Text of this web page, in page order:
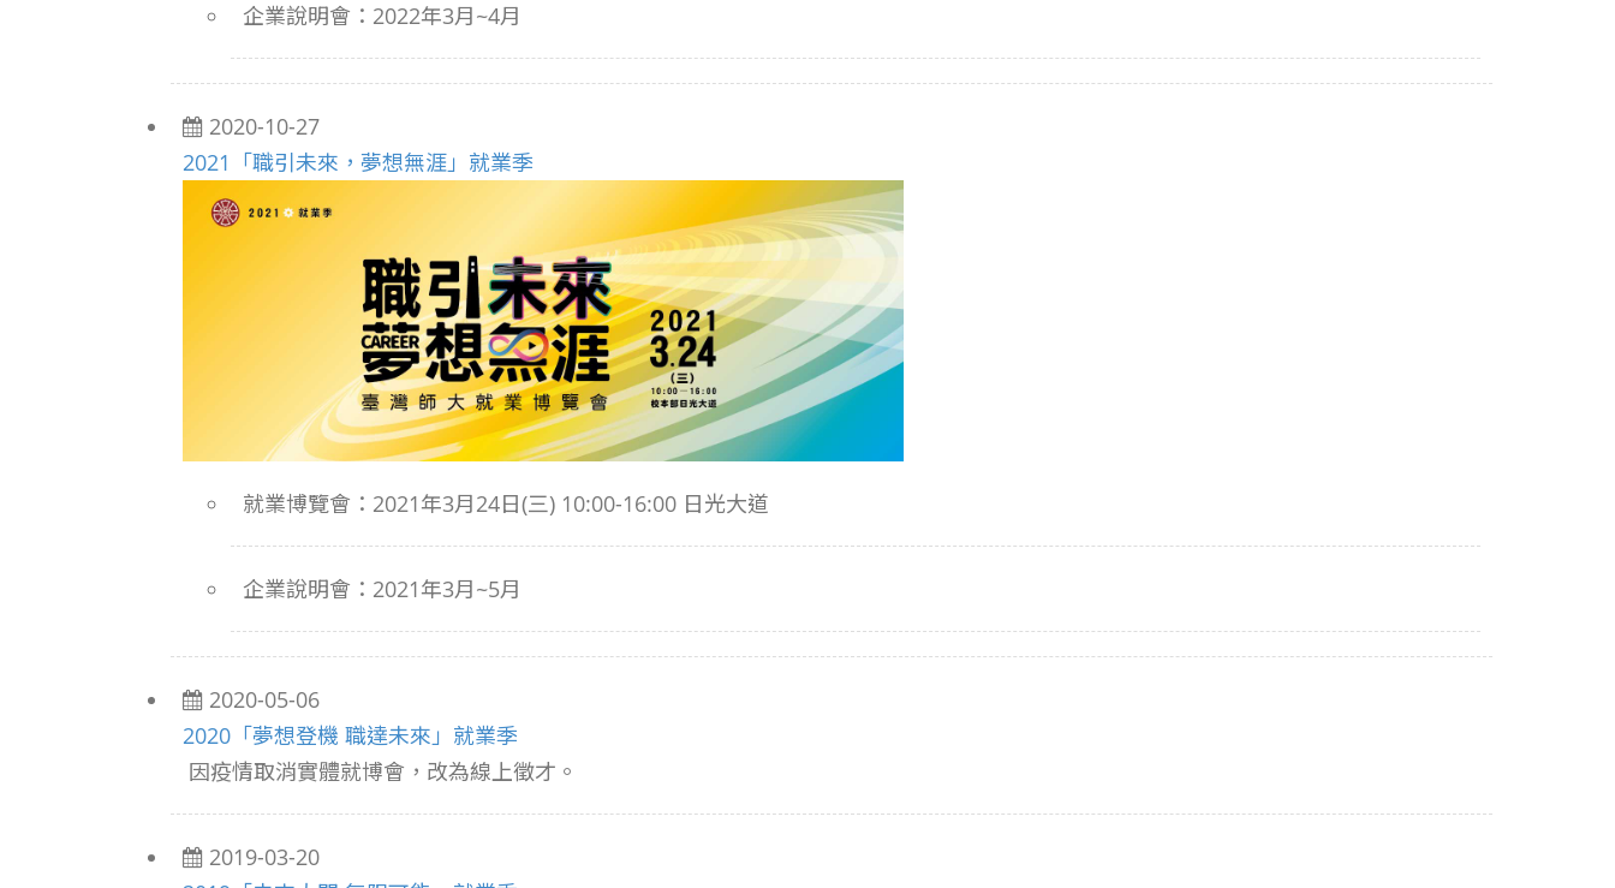
企業說明會：2022年3月~4月
2020-10-27
2021「職引未來，夢想無涯」就業季
就業博覽會：2021年3月24日(三) 10:00-16:00 日光大道
企業說明會：2021年3月~5月
2020-05-06
2020「夢想登機 職達未來」就業季
因疫情取消實體就博會，改為線上徵才。
2019-03-20